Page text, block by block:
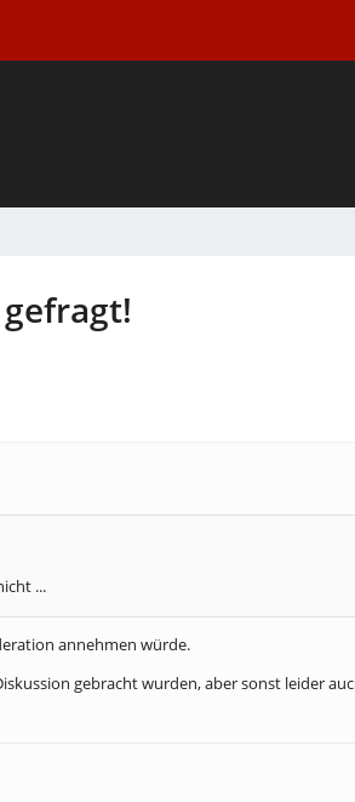
...
annehmen würde.
gebracht wurden, aber sonst leider